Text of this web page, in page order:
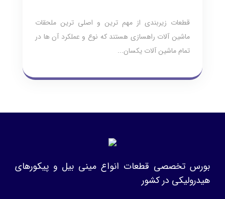
قطعات زیربندی از مهم ترین و اصلی ترین ملحقات
ماشین آلات راهسازی هستند که نوع و عملکرد آن ها در
تمام ماشین آلات یکسان...
بورس تخصصی قطعات انواع مینی بیل و پیکورهای
هیدرولیکی در کشور